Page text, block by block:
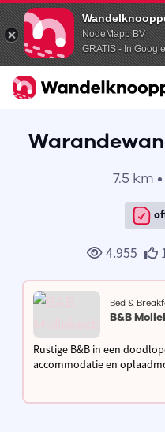
NodeMapp BV
GRATIS - In
7.5 km
4.955
Bed &
B&B
Rustige B&B in een
accommodatie en oplaadmogelijkheid E bike. Nabij